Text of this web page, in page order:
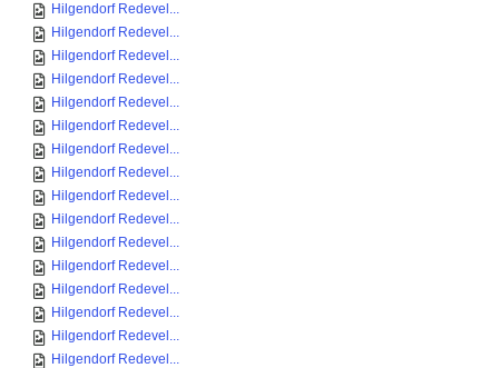
Hilgendorf Redevel...
Hilgendorf Redevel...
Hilgendorf Redevel...
Hilgendorf Redevel...
Hilgendorf Redevel...
Hilgendorf Redevel...
Hilgendorf Redevel...
Hilgendorf Redevel...
Hilgendorf Redevel...
Hilgendorf Redevel...
Hilgendorf Redevel...
Hilgendorf Redevel...
Hilgendorf Redevel...
Hilgendorf Redevel...
Hilgendorf Redevel...
Hilgendorf Redevel...